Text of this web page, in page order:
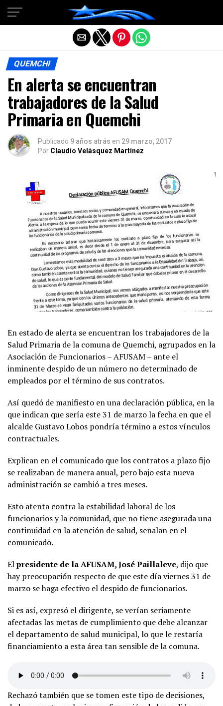
QUEMCHI
En alerta se encuentran
trabajadores de la Salud
Primaria en Quemchi
Publicado 9 años atrás en 29 marzo, 2017
Por Claudio Velásquez Martínez
En estado de alerta se encuentran los trabajadores de la
Salud Primaria de la comuna de Quemchi, agrupados en la
Asociación de Funcionarios – AFUSAM – ante el
inminente despido de un número no determinado de
empleados por el término de sus contratos.
Así quedó de manifiesto en una declaración pública, en la
que indican que sería este 31 de marzo la fecha en que el
alcalde Gustavo Lobos pondría término a estos vínculos
contractuales.
Explican en el comunicado que los contratos a plazo fijo
se realizaban de manera anual, pero bajo esta nueva
administración se cambió a tres meses.
Esto atenta contra la estabilidad laboral de los
funcionarios y la comunidad, que no tiene asegurada una
continuidad en la atención de salud, señalan en el
comunicado.
Elpresidente de la AFUSAM, José Paillaleve, dijo que
hay preocupación respecto de que este día viernes 31 de
marzo se haga efectivo el despido de funcionarios.
Si es así, expresó el dirigente, se verían seriamente
afectadas las metas de cumplimiento que debe alcanzar
el departamento de salud municipal, lo que le restaría
financiamiento a esta área tan sensible de la comuna.
Rechazó también que se tomen este tipo de decisiones,
Salir de la versión móvil